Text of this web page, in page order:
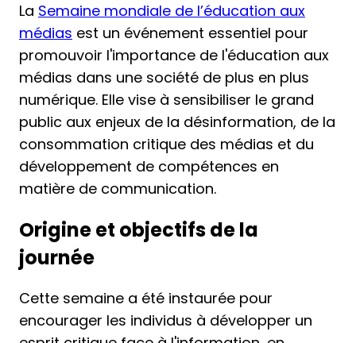
La Semaine mondiale de l’éducation aux
médias est un événement essentiel pour
promouvoir l'importance de l'éducation aux
médias dans une société de plus en plus
numérique. Elle vise à sensibiliser le grand
public aux enjeux de la désinformation, de la
consommation critique des médias et du
développement de compétences en
matière de communication.
Origine et objectifs de la
journée
Cette semaine a été instaurée pour
encourager les individus à développer un